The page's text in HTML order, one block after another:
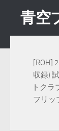
青空
[ROH]
収録)
トクラ
フリッ